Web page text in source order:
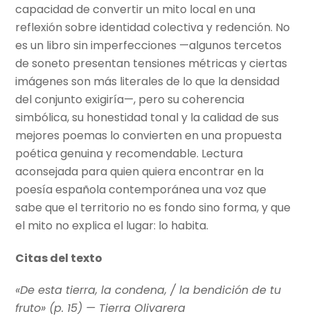
capacidad de convertir un mito local en una
reflexión sobre identidad colectiva y redención. No
es un libro sin imperfecciones —algunos tercetos
de soneto presentan tensiones métricas y ciertas
imágenes son más literales de lo que la densidad
del conjunto exigiría—, pero su coherencia
simbólica, su honestidad tonal y la calidad de sus
mejores poemas lo convierten en una propuesta
poética genuina y recomendable. Lectura
aconsejada para quien quiera encontrar en la
poesía española contemporánea una voz que
sabe que el territorio no es fondo sino forma, y que
el mito no explica el lugar: lo habita.
Citas del texto
«De esta tierra, la condena, / la bendición de tu
fruto» (p. 15) — Tierra Olivarera